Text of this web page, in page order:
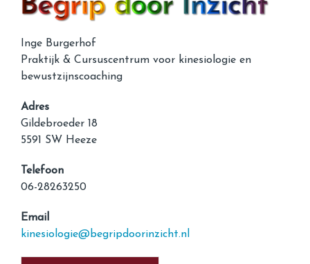
Inge Burgerhof
Praktijk & Cursuscentrum voor kinesiologie en
bewustzijnscoaching
Adres
Gildebroeder 18
5591 SW Heeze
Telefoon
06-28263250
Email
kinesiologie@begripdoorinzicht.nl